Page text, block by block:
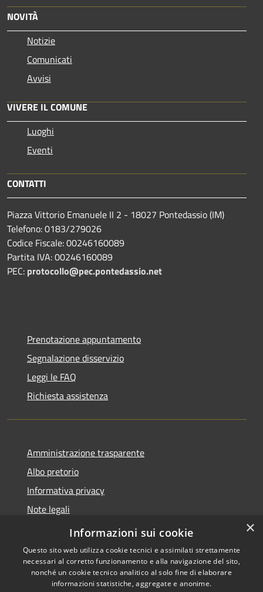
NOVITÀ
Notizie
Comunicati
Avvisi
VIVERE IL COMUNE
Luoghi
Eventi
CONTATTI
Piazza Vittorio Emanuele II 2 - 18027 Pontedassio (IM)
Telefono: 0183/279026
Codice Fiscale: 00246160089
Partita IVA: 00246160089
PEC: protocollo@pec.pontedassio.net
Prenotazione appuntamento
Segnalazione disservizio
Leggi le FAQ
Richiesta assistenza
Amministrazione trasparente
Albo pretorio
Informativa privacy
Note legali
Dichiarazione di accessibilità
Copyright © 2026 • Comune di
×
Informazioni sui cookie
Questo sito web utilizza cookie tecnici e assimilati strettamente
necessari al corretto funzionamento e alla navigazione del sito,
nonché un cookie tecnico analitico al solo fine di elaborare
informazioni statistiche, aggregate e anonime.